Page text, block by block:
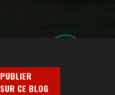
PUBLIER
SUR CE BLOG